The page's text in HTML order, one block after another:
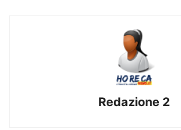
Redazione 2